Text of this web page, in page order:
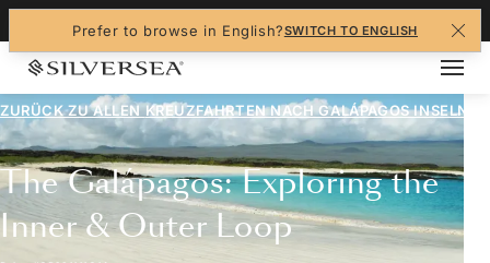
Prefer to browse in English?SWITCH TO ENGLISH
ZURÜCK ZU ALLENKREUZFAHRTEN NACH GALÁPAGOS INSELN
The Galápagos: Exploring the
Inner & Outer Loop